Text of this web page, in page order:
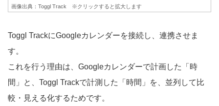
画像出典：Toggl Track ※クリックすると拡大します
Toggl TrackにGoogleカレンダーを接続し、連携させま
す。
これを行う理由は、Googleカレンダーで計画した「時
間」と、Toggl Trackで計測した「時間」を、並列して比
較・見える化するためです。